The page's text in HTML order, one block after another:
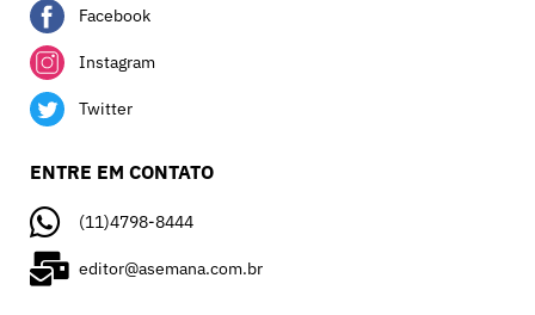
Facebook
Instagram
Twitter
ENTRE EM CONTATO
(11)4798-8444
editor@asemana.com.br